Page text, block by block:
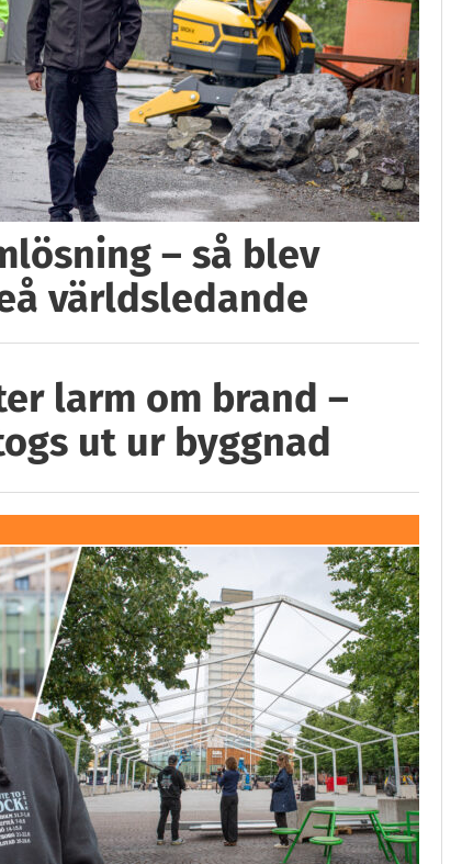
– så blev
världsledande
larm om brand –
ut ur byggnad